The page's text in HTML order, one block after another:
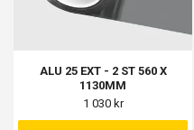
ALU 25 EXT - 2 ST 560 X
1130MM
1 030 kr